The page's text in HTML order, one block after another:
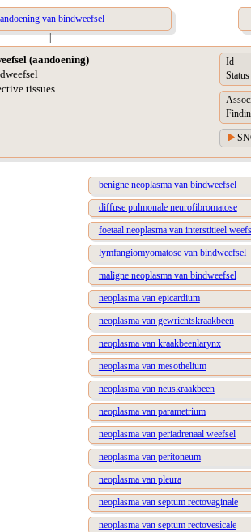
van bindweefsel
|
(aandoening)
tissues
Id
Status
benigne neoplasma van bindweefsel
diffuse pulmonale neurofibromatose
foetaal neoplasma van interstitieel
lymfangiomyomatose van bindweefsel
maligne neoplasma van bindweefsel
neoplasma van epicardium
neoplasma van gewrichtskraakbeen
neoplasma van kraakbeenlarynx
neoplasma van mesothelium
neoplasma van neuskraakbeen
neoplasma van parametrium
neoplasma van periadrenaal weefsel
neoplasma van peritoneum
neoplasma van pleura
neoplasma van septum rectovaginale
neoplasma van septum rectovesicale